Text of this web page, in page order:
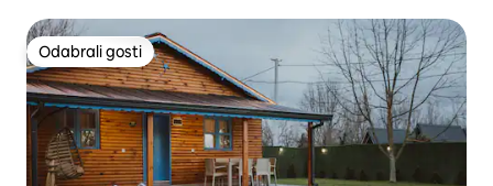
Odabrali gosti
Odabrali gosti